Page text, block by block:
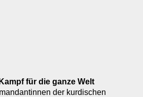
für die ganze Welt
der kurdischen